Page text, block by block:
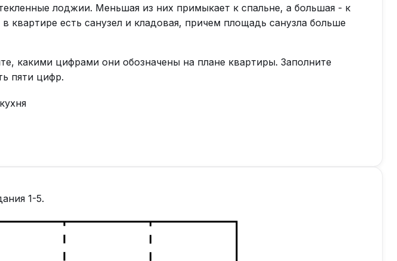
лоджии. Меньшая из них примыкает к спальне, а большая - к
квартире есть санузел и кладовая, причем площадь санузла больше
какими цифрами они обозначены на плане квартиры. Заполните
пяти цифр.
кухня
1-5.